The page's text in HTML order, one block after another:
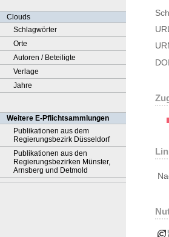
Clouds
Schlagwörter
Orte
Autoren / Beteiligte
Verlage
Jahre
Weitere E-Pflichtsammlungen
Publikationen aus dem
Regierungsbezirk Düsseldorf
Publikationen aus den
Regierungsbezirken Münster,
Arnsberg und Detmold
DOI